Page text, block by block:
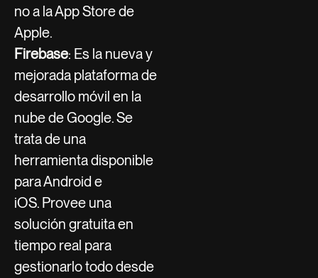
no a la App Store de
Apple.
Firebase: Es la nueva y
mejorada plataforma de
desarrollo móvil en la
nube de Google. Se
trata de una
herramienta disponible
para Android e
iOS. Provee una
solución gratuita en
tiempo real para
gestionarlo todo desde